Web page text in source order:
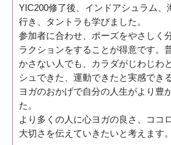
YIC200修了後、インドアシュラム、
行き、タントラも学びました。
参加者に合わせ、ポーズをやさしく
ラクションをすることが得意です。
かさない人でも、カラダがじわじわ
シュできた、運動できたと実感でき
ヨガのおかげで自分の人生がより豊
た。
より多くの人に心ヨガの良さ、ココ
大切さを伝えていきたいと考えます。